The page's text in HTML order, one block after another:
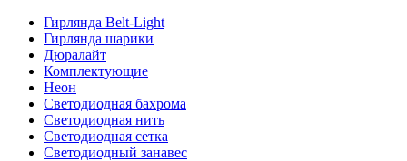
Гирлянда Belt-Light
Гирлянда шарики
Дюралайт
Комплектующие
Неон
Светодиодная бахрома
Светодиодная нить
Светодиодная сетка
Светодиодный занавес